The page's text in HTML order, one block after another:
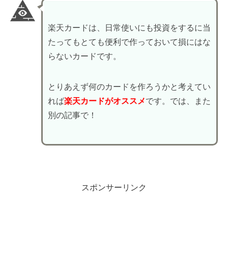
楽天カードは、日常使いにも投資をするに当
たってもとても便利で作っておいて損にはな
らないカードです。
とりあえず何のカードを作ろうかと考えてい
れば楽天カードがオススメです。では、また
別の記事で！
スポンサーリンク